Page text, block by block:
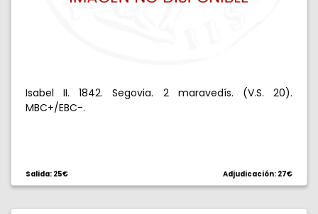
Isabel II. 1842. Segovia. 2 maravedís. (V.S. 20).
MBC+/EBC-.
Salida: 25€ Adjudicación: 27€